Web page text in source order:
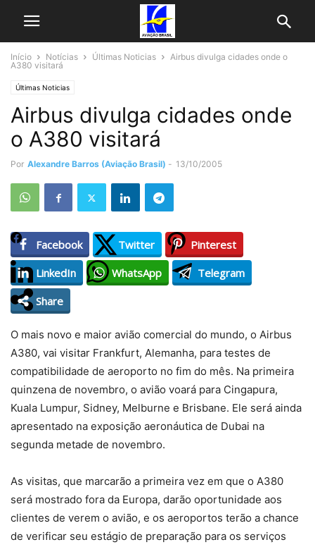
Início Notícias Últimas Noticias
Airbus divulga cidades onde o
A380 visitará
Últimas Noticias
Airbus divulga cidades onde
o A380 visitará
Por Alexandre Barros (Aviação Brasil) - 13/10/2005
Facebook Twitter
Pinterest
LinkedIn
WhatsApp
Telegram
Share
O mais novo e maior avião comercial do mundo, o Airbus
A380, vai visitar Frankfurt, Alemanha, para testes de
compatibilidade de aeroporto no fim do mês. Na primeira
quinzena de novembro, o avião voará para Cingapura,
Kuala Lumpur, Sidney, Melburne e Brisbane. Ele será ainda
apresentado na exposição aeronáutica de Dubai na
segunda metade de novembro.
As visitas, que marcarão a primeira vez em que o A380
será mostrado fora da Europa, darão oportunidade aos
clientes de verem o avião, e os aeroportos terão a chance
de verificar seu estágio de preparação para os serviços